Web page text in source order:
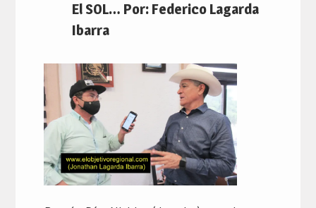
El SOL… Por: Federico Lagarda
Ibarra